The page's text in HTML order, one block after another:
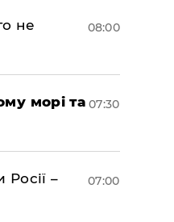
не
08:00
морі та 07:30
–
07:00